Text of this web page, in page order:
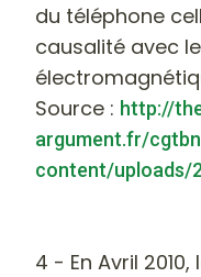
du téléphone
causalité avec
Source : http://
argument.fr/
content/uploads/
4 - En Avril 2010,